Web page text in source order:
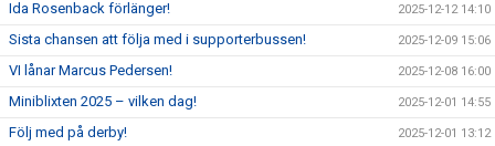
Ida Rosenback förlänger! 2025-12-12 14:10
Sista chansen att följa med i supporterbussen! 2025-12-09 15:06
VI lånar Marcus Pedersen! 2025-12-08 16:00
Miniblixten 2025 – vilken dag! 2025-12-01 14:55
Följ med på derby! 2025-12-01 13:12